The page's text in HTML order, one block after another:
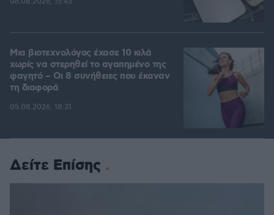
Μια βιοτεχνολόγος έχασε 10 κιλά
χωρίς να στερηθεί το αγαπημένο της
φαγητό – Οι 8 συνήθειες που έκαναν
τη διαφορά
05.08.2026, 18:31
Δείτε Επίσης